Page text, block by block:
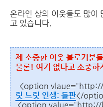
온라인 상의 이웃들도 많이
고 있습니다.
제 소중한 이웃 블로거분
물론! 여기 없다고 소중
<option
릿 느릿 인생: 들판</
<option